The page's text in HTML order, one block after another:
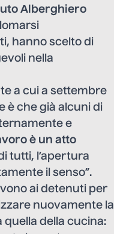
Alberghiero
hanno scelto di
nella
a cui a settembre
è che già alcuni di
e
è un atto
tutti, l’apertura
il senso”.
ai detenuti per
nuovamente la
quella della cucina: